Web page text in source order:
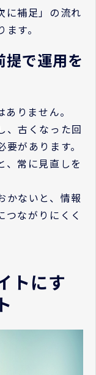
に補足」の流れ
す。
で運用を
りません。
、古くなった回
があります。
、常に見直しを
かないと、情報
つながりにくく
トにす